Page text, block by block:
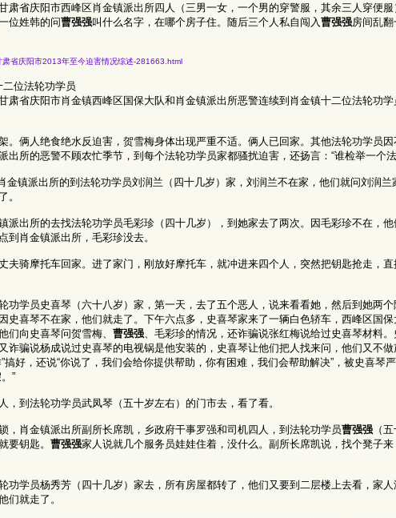
肃省庆阳市西峰区肖金镇派出所四人（三男一女，一个男的穿警服，其余三人穿便
位姓韩的问曹强强叫什么名字，在哪个房子住。随后三个人私自闯入 曹强强房间乱
省庆阳市2013年至今迫害情况综述-281663.html
位法轮功学员
肃省庆阳市肖金镇西峰区国保大队和肖金镇派出所恶警连续到肖金镇十二位法轮功
。俩人绝食绝水反迫害，贺雪梅身体出现严重不适。俩人已回家。其他法轮功学员因
出所的恶警不顾农忙季节，到每个法轮功学员家都骚扰迫害，还扬言：“谁检举一个
金镇派出所的到法轮功学员刘润兰（四十几岁）家，刘润兰不在家，他们就问刘润兰
。
派出所的去找法轮功学员毛彩珍（四十几岁），到她家去了两次。因毛彩珍不在，
到肖金镇派出所，毛彩珍没去。
夫骑摩托车回家。进了家门，刚放好摩托车，就冲进来四个人，突然把钥匙抢走，直
功学员史喜琴（六十八岁）家，第一天，去了五个恶人，说来看看她，然后到她两
史喜琴不在家，他们就走了。下午六点多，史喜琴家来了一辆白色轿车，西峰区国
们向史喜琴问贺雪梅、 曹强强 、毛彩珍的情况，还诈骗说张红梅说给过史喜琴材料
诈骗说杨成说过史喜琴的电视锅是他安装的，史喜琴让他们把人找来问，他们又不
搞好，还说“你说了，我们会给你提供帮助，你有困难，我们会帮助解决”，被史喜琴
”
，到法轮功学员武凤琴（五十岁左右）的门市去，看了看。
，肖金镇派出所副所长席凯，乡政府干事罗强和司机四人，到法轮功学员曹强强 （
要钥匙。 曹强强家人说就几个服务员娃娃住着，没什么。副所长席凯说，找个凳子
功学员杨秀芳（四十几岁）家去，所有房屋都转了，他们又要到二层楼上去看，家
们就走了。